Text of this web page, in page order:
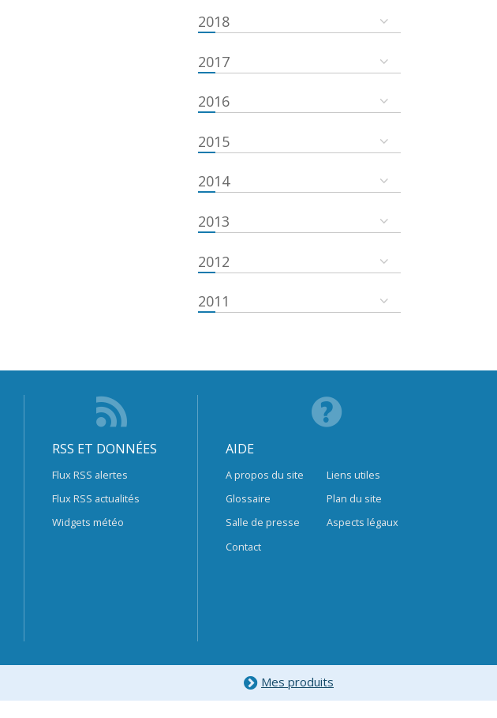
2018
2017
2016
2015
2014
2013
2012
2011
RSS ET DONNÉES
Flux RSS alertes
Flux RSS actualités
Widgets météo
AIDE
A propos du site
Glossaire
Salle de presse
Contact
Liens utiles
Plan du site
Aspects légaux
Mes produits